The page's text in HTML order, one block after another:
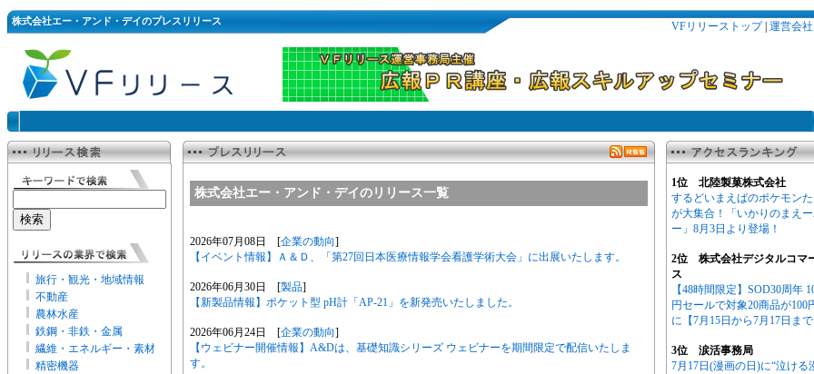
株式会社エー・アンド・デイのプレスリリース VFリリーストップ| 運営会社
旅行・観光・地域情報
不動産
農林水産
鉄鋼・非鉄・金属
繊維・エネルギー・素材
精密機器
株式会社エー・アンド・デイのリリース一覧
2026年07月08日 [企業の動向]
【イベント情報】Ａ＆Ｄ、「第27回日本医療情報学会看護学術大会」に出展いたします。
2026年06月30日 [製品]
【新製品情報】ポケット型 pH計「AP-21」を新発売いたしました。
2026年06月24日 [企業の動向]
【ウェビナー開催情報】A&Dは、基礎知識シリーズ ウェビナーを期間限定で配信いたしま
す。
1位 北陸製菓株式会社
するどいまえばのポケモン
が大集合！「いかりのまえ
ー」8月3日より登場！
2位 株式会社デジタルコマ
ス
【48時間限定】SOD30周年
円セールで対象20商品が100
に【7月15日から7月17日まで
3位 涙活事務局
7月17日(漫画の日)に“泣ける